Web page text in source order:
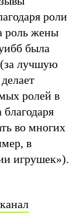
роли
роль жены
была
лучшую
ролей в
во многих
в
игрушек»).